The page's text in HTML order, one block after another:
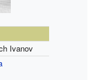
Ivanov